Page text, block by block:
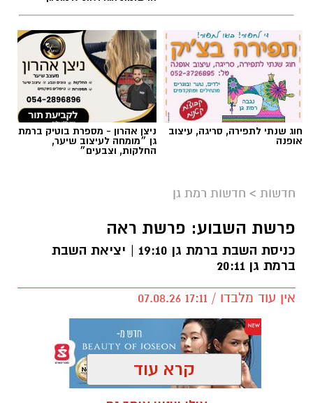
חוג שנתי לתפירה, סריגה, עיצוב
אופנה
ניצן אהרון - מספרת בוטיק ברמת
גן ״מומחה לעיצוב שיער,
החלקות, וצבעים״
חדשות > חדשות רמת גן
פרשת השבוע: פרשת ראה
כניסת השבת ברמת גן 19:10 | יציאת השבת
ברמת גן 20:11
אין עוד מלבדו / 17:11 07.08.26
קרא עוד